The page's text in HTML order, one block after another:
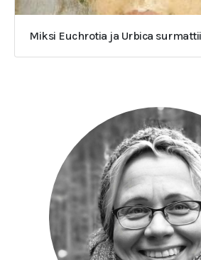
Miksi Euchrotia ja Urbica